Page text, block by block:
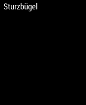
Sturzbügel